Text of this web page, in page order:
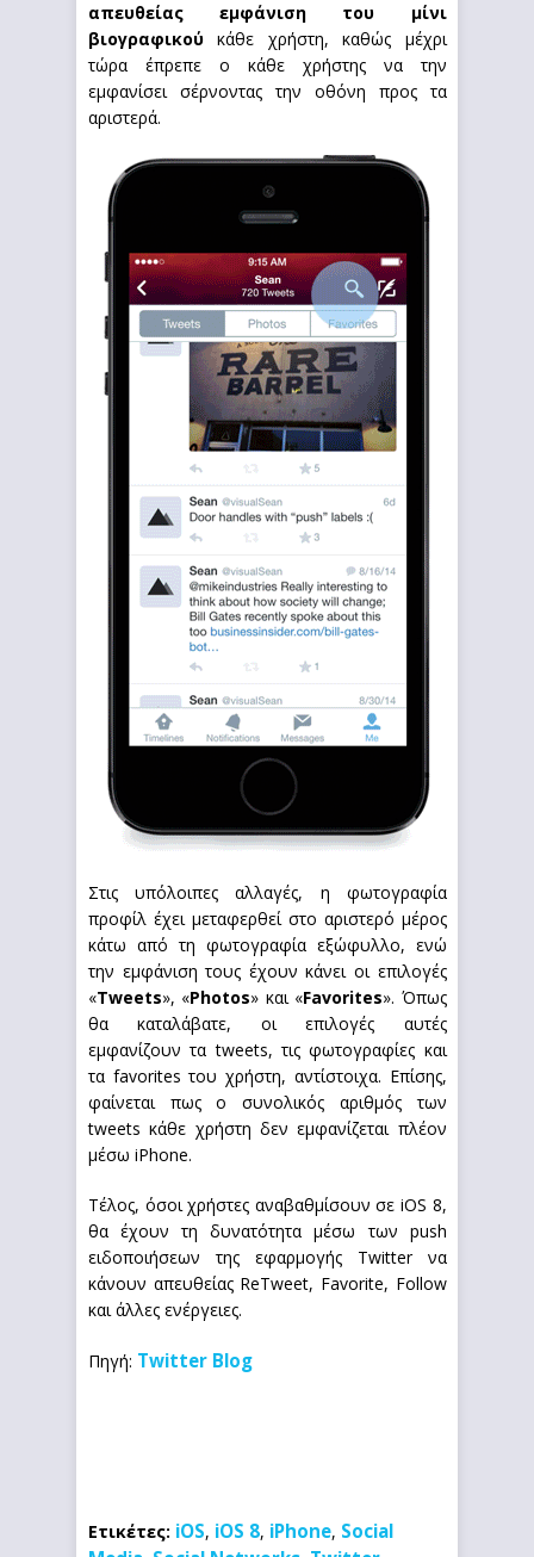
απευθείας εμφάνιση του μίνι
βιογραφικού κάθε χρήστη, καθώς μέχρι
τώρα έπρεπε ο κάθε χρήστης να την
εμφανίσει σέρνοντας την οθόνη προς τα
αριστερά.
Στις υπόλοιπες αλλαγές, η φωτογραφία
προφίλ έχει μεταφερθεί στο αριστερό μέρος
κάτω από τη φωτογραφία εξώφυλλο, ενώ
την εμφάνιση τους έχουν κάνει οι επιλογές
«Tweets», «Photos» και «Favorites». Όπως
θα καταλάβατε, οι επιλογές αυτές
εμφανίζουν τα tweets, τις φωτογραφίες και
τα favorites του χρήστη, αντίστοιχα. Επίσης,
φαίνεται πως ο συνολικός αριθμός των
tweets κάθε χρήστη δεν εμφανίζεται πλέον
μέσω iPhone.
Τέλος, όσοι χρήστες αναβαθμίσουν σε iOS 8,
θα έχουν τη δυνατότητα μέσω των push
ειδοποιήσεων της εφαρμογής Twitter να
κάνουν απευθείας ReTweet, Favorite, Follow
και άλλες ενέργειες.
Πηγή: Twitter Blog
Ετικέτες: iOS, iOS 8, iPhone, Social